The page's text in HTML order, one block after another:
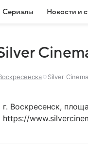
Сериалы Новости и
Silver Cinema
г. Воскресенск,
https://